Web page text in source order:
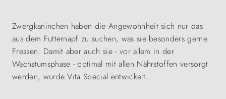
Zwergkaninchen haben die Angewohnheit sich nur das
aus dem Futternapf zu suchen, was sie besonders gerne
Fressen. Damit aber auch sie - vor allem in der
Wachstumsphase - optimal mit allen Nährstoffen versorgt
werden, wurde Vita Special entwickelt.